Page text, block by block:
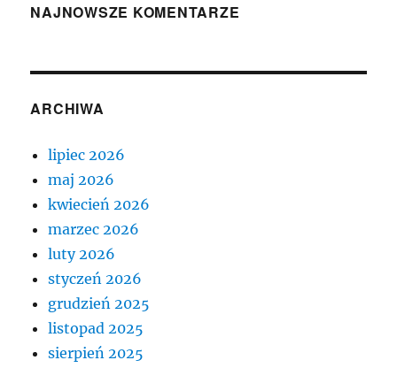
NAJNOWSZE KOMENTARZE
ARCHIWA
lipiec 2026
maj 2026
kwiecień 2026
marzec 2026
luty 2026
styczeń 2026
grudzień 2025
listopad 2025
sierpień 2025